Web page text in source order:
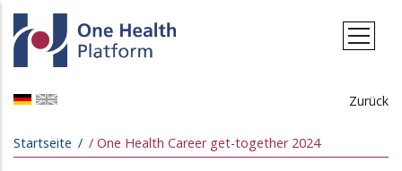
Direkt zum Inhalt
Zurück
Pfadnavigation
Startseite One Health Career get-together 2024